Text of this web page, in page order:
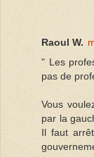
Raoul W.
" Les
pas de
Vous
par la
Il faut